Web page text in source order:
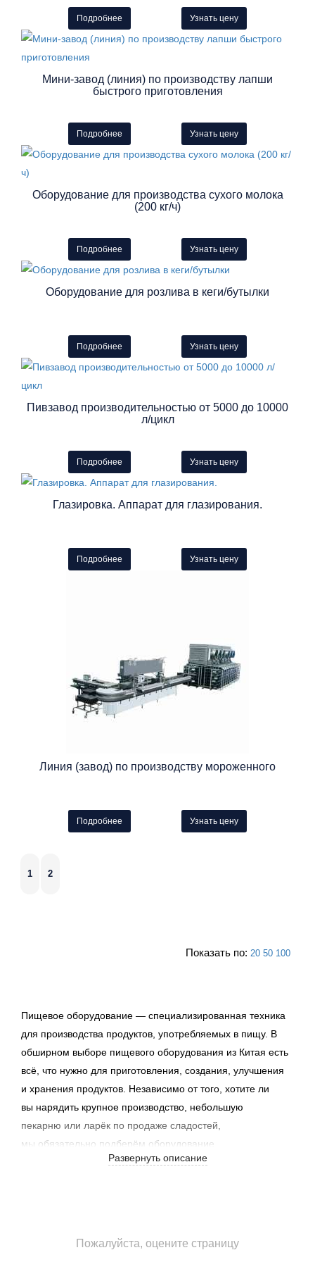
Подробнее Узнать цену
Мини-завод (линия) по производству лапши
быстрого приготовления
Подробнее Узнать цену
Оборудование для производства сухого молока
(200 кг/ч)
Подробнее Узнать цену
Оборудование для розлива в кеги/бутылки
Подробнее Узнать цену
Пивзавод производительностью от 5000 до 10000
л/цикл
Подробнее Узнать цену
Глазировка. Аппарат для глазирования.
Подробнее Узнать цену
Линия (завод) по производству мороженного
Подробнее Узнать цену
1 2
Показать по: 20 50 100
Пищевое оборудование — специализированная техника
для производства продуктов, употребляемых в пищу. В
обширном выборе пищевого оборудования из Китая есть
всё, что нужно для приготовления, создания, улучшения
и хранения продуктов. Независимо от того, хотите ли
вы нарядить крупное производство, небольшую
пекарню или ларёк по продаже сладостей,
мы обязательно подберём оборудование
и приспособления, которые Вам необходимы.
Развернуть описание
Пожалуйста, оцените страницу